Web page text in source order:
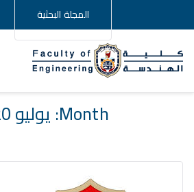
المجلة البحثية
Month: يوليو 2020